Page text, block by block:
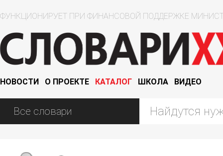
ФУНКЦИОНИРУЕТ ПРИ ФИНАНСОВОЙ ПОДДЕРЖКЕ
НОВОСТИ О ПРОЕКТЕ КАТАЛОГ ШКОЛА ВИДЕО